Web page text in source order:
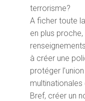
terrorisme?
A ficher toute
en plus
à créer une
protéger
multinationales
Bref, créer un